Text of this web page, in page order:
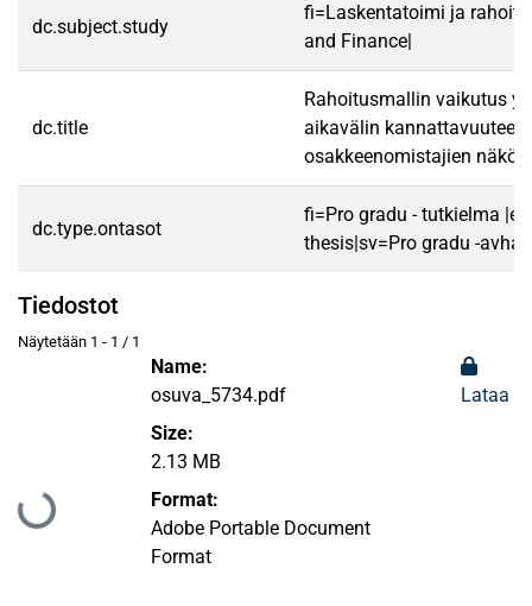
dc.subject.study
fi=Laskentatoimi ja
and Finance|
dc.title
Rahoitusmallin vaikutus
aikavälin kannattavuuteen
osakkeenomistajien
dc.type.ontasot
fi=Pro gradu - tutkielma
thesis|sv=Pro gradu -
Tiedostot
Näytetään 1 - 1 / 1
Ladataan...
Name:
osuva_5734.pdf
Size:
2.13 MB
Format:
Adobe Portable Document
Format
Lataa